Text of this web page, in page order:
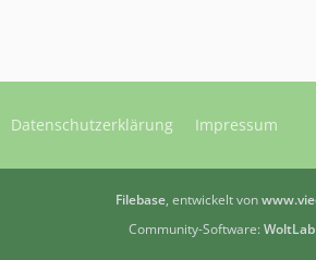
Datenschutzerklärung Impressum
Filebase, entwickelt von
Community-Software: